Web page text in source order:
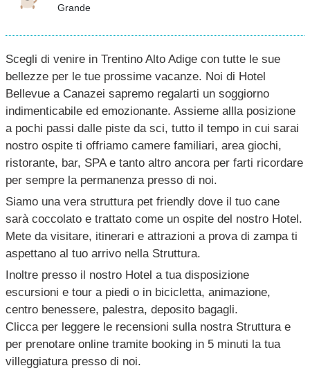
Grande
Scegli di venire in Trentino Alto Adige con tutte le sue
bellezze per le tue prossime vacanze. Noi di Hotel
Bellevue a Canazei sapremo regalarti un soggiorno
indimenticabile ed emozionante. Assieme allla posizione
a pochi passi dalle piste da sci, tutto il tempo in cui sarai
nostro ospite ti offriamo camere familiari, area giochi,
ristorante, bar, SPA e tanto altro ancora per farti ricordare
per sempre la permanenza presso di noi.
Siamo una vera struttura pet friendly dove il tuo cane
sarà coccolato e trattato come un ospite del nostro Hotel.
Mete da visitare, itinerari e attrazioni a prova di zampa ti
aspettano al tuo arrivo nella Struttura.
Inoltre presso il nostro Hotel a tua disposizione
escursioni e tour a piedi o in bicicletta, animazione,
centro benessere, palestra, deposito bagagli.
Clicca per leggere le recensioni sulla nostra Struttura e
per prenotare online tramite booking in 5 minuti la tua
villeggiatura presso di noi.